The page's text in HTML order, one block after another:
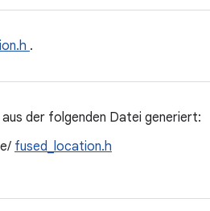
.
der folgenden Datei generiert:
fused_location.h